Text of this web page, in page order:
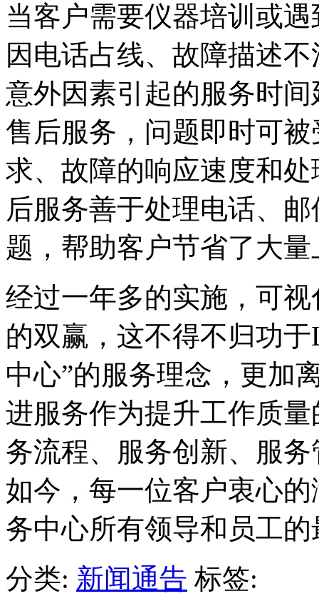
当客户需要仪器培训或
因电话占线、故障描述
意外因素引起的服务时
售后服务，问题即时可
求、故障的响应速度和
后服务善于处理电话、
题，帮助客户节省了大
经过一年多的实施，可
的双赢，这不得不归功
中心”的服务理念，更加
进服务作为提升工作质
务流程、服务创新、服
如今，每一位客户衷心
务中心所有领导和员工
分类: 新闻通告 标签: